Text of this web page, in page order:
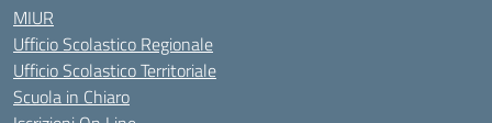
MIUR
Ufficio Scolastico Regionale
Ufficio Scolastico Territoriale
Scuola in Chiaro